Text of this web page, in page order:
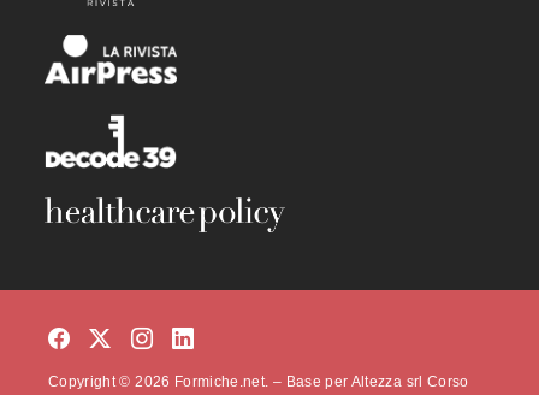
Copyright © 2026 Formiche.net. – Base per Altezza srl Corso